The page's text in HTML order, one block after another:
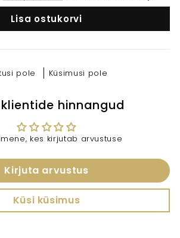
Lisa ostukorvi
pole Küsimusi pole
hinnangud
kes kirjutab arvustuse
Kirjuta arvustus
Küsi küsimus